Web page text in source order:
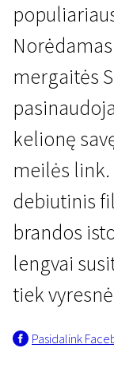
Atsivesk mamą ir tėtį
Mano
1 val. 20 min. |
mergaitės
kelionę
meilės link.
debiutinis
brandos
lengvai
tiek
Pasidalink